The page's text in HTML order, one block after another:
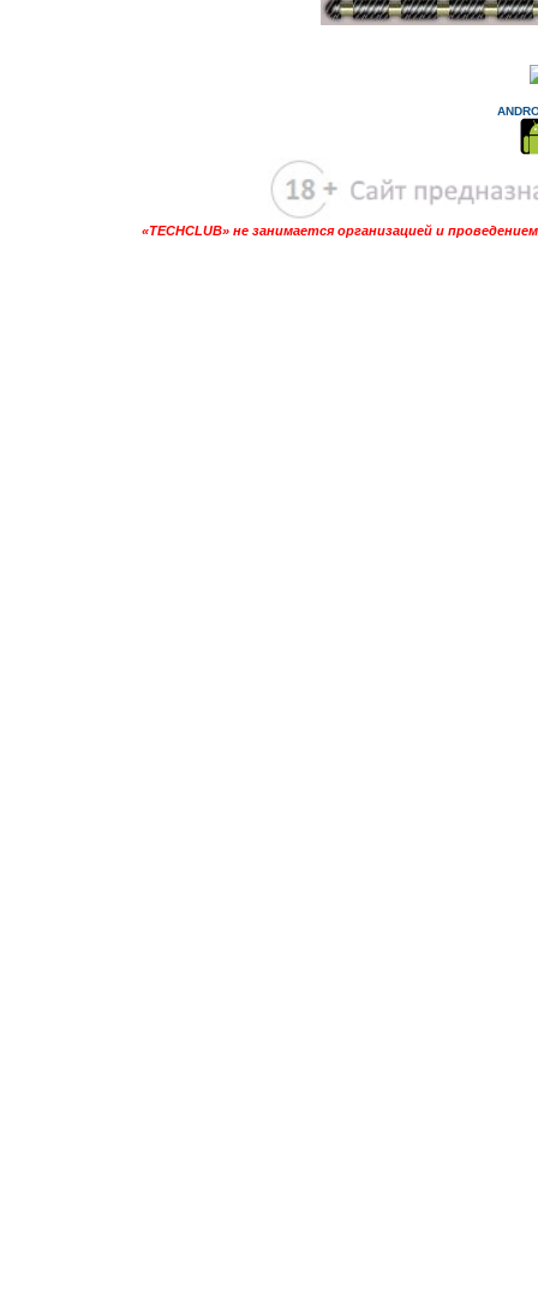
«TECHCLUB» не занимается организацией и